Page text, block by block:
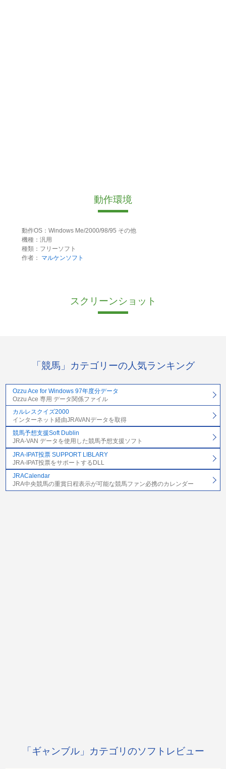
動作環境
動作OS：Windows Me/2000/98/95 その他
機種：汎用
種類：フリーソフト
作者：
マルケンソフト
スクリーンショット
「競馬」カテゴリーの人気ランキング
Ozzu Ace for Windows 97年度分データ
Ozzu Ace 専用 データ関係ファイル
カルレスクイズ2000
インターネット経由JRAVANデータを取得
競馬予想支援Soft Dublin
JRA-VAN データを使用した競馬予想支援ソフト
JRA-IPAT投票 SUPPORT LIBLARY
JRA-IPAT投票をサポートするDLL
JRACalendar
JRA中央競馬の重賞日程表示が可能な競馬ファン必携のカレンダー
「ギャンブル」カテゴリのソフトレビュー